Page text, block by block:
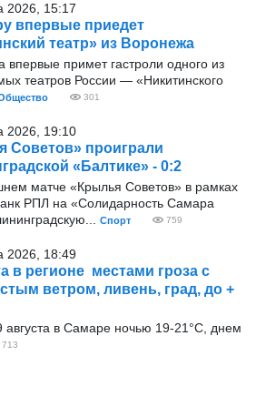
2026, 15:17
впервые приедет
театр» из Воронежа
впервые примет гастроли одного из
театров России — «Никитинского
301
2026, 19:10
Советов» проиграли
«Балтике» - 0:2
матче «Крылья Советов» в рамках
РПЛ на «Солидарность Самара
Спорт 759
2026, 18:49
в регионе местами гроза с
ветром, ливень, град, до +
августа в Самаре ночью 19-21°С, днем
713